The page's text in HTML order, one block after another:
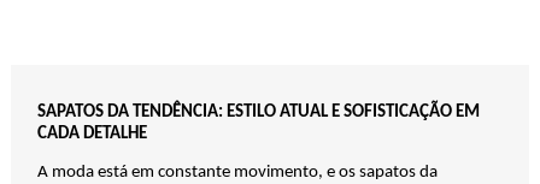
SAPATOS DA TENDÊNCIA: ESTILO ATUAL E SOFISTICAÇÃO EM
CADA DETALHE
A moda está em constante movimento, e os sapatos da